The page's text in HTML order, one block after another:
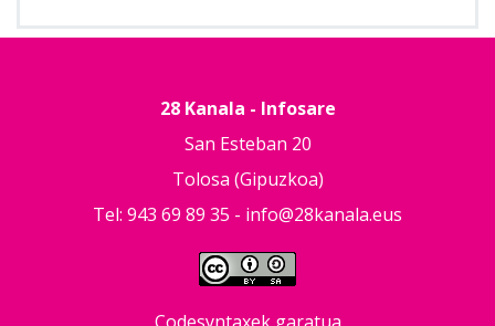
28 Kanala - Infosare
San Esteban 20
Tolosa (Gipuzkoa)
Tel: 943 69 89 35 - info@28kanala.eus